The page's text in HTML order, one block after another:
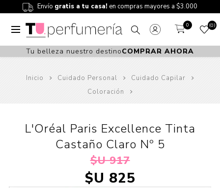
Envío gratis a tu casa! en compras mayores a $3.000
0 0
Tu belleza nuestro destinoCOMPRAR AHORA
Inicio Cuidado Personal
Cuidado Capilar
Coloración
L'Oréal Paris Excellence Tinta
Castaño Claro Nº 5
$U 917
$U 825